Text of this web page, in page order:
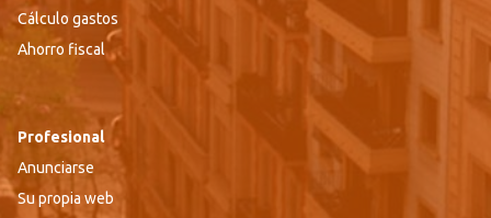
Cálculo gastos
Ahorro fiscal
Profesional
Anunciarse
Su propia web